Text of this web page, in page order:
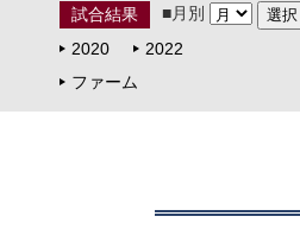
試合結果
■月別
2020
2022
ファーム